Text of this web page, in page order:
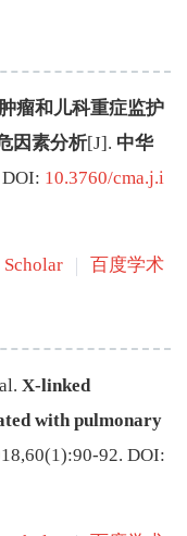
瘤和儿科重症监护
因素分析[J]. 中华
DOI: 10.3760/cma.j.i
百度学术
. X-linked
with pulmonary
,60(1):90-92. DOI: